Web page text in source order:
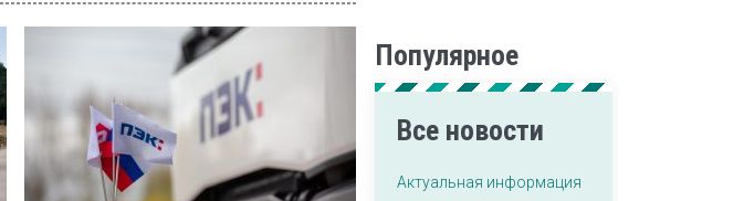
Популярное
Все новости
Актуальная информация